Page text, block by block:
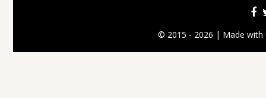
© 2015 - 2026 | Made